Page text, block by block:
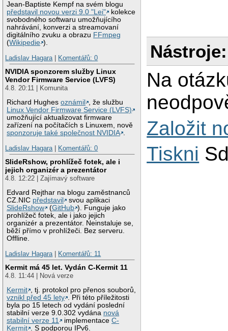
Jean-Baptiste Kempf na svém blogu
představil novou verzi 9.0 "Lei"
kolekce
svobodného softwaru umožňujícího
nahrávání, konverzi a streamovaní
digitálního zvuku a obrazu FFmpeg
(Wikipedie ).
Ladislav Hagara| Komentářů: 0
NVIDIA sponzorem služby Linux
Vendor Firmware Service (LVFS)
4.8. 20:11 | Komunita
Richard Hughesoznámil
, že službu
Linux Vendor Firmware Service (LVFS)
umožňující aktualizovat firmware
zařízení na počítačích s Linuxem, nově
sponzoruje také společnost NVIDIA .
Ladislav Hagara| Komentářů: 0
SlideRshow, prohlížeč fotek, ale i
jejich organizér a prezentátor
4.8. 12:22 | Zajímavý software
Edvard Rejthar na blogu zaměstnanců
CZ.NIC představil
svou aplikaci
SlideRshow
(GitHub ). Funguje jako
prohlížeč fotek, ale i jako jejich
organizér a prezentátor. Neinstaluje se,
běží přímo v prohlížeči. Bez serveru.
Offline.
Ladislav Hagara| Komentářů: 11
Kermit má 45 let. Vydán C-Kermit 11
4.8. 11:44 | Nová verze
Kermit , tj. protokol pro přenos souborů,
vznikl před 45 lety . Při této příležitosti
byla po 15 letech od vydání poslední
stabilní verze 9.0.302 vydána nová
stabilní verze 11
implementaceC-
Kermit . S podporou IPv6.
Nástroje:
Na
Založit
Tiskni